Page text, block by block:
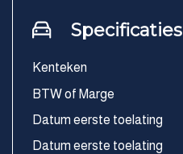
Specificaties
Kenteken
BTW of Marge
Datum eerste toelating
Datum eerste toelating